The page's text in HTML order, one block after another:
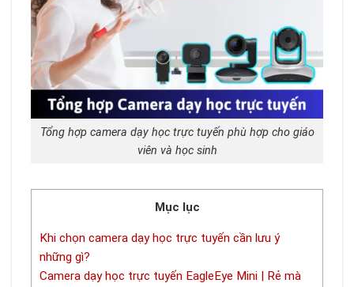
Tổng hợp camera dạy học trực tuyến phù hợp cho giáo
viên và học sinh
Mục lục
Khi chọn camera dạy học trực tuyến cần lưu ý
những gì?
Camera dạy học trực tuyến EagleEye Mini | Rẻ mà